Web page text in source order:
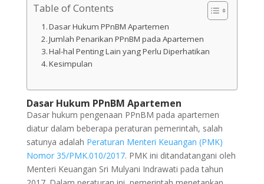
Table of Contents
Dasar Hukum PPnBM Apartemen
Jumlah Penarikan PPnBM pada Apartemen
Hal-hal Penting Lain yang Perlu Diperhatikan
Kesimpulan
Dasar Hukum PPnBM Apartemen
Dasar hukum pengenaan PPnBM pada apartemen
diatur dalam beberapa peraturan pemerintah, salah
satunya adalah Peraturan Menteri Keuangan (PMK)
Nomor 35/PMK.010/2017. PMK ini ditandatangani oleh
Menteri Keuangan Sri Mulyani Indrawati pada tahun